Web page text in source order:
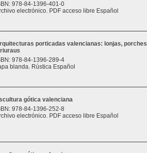
978-84-1396-401-0
electrónico. PDF acceso libre Español
porticadas valencianas: lonjas, porches
978-84-1396-289-4
blanda. Rústica Español
gótica valenciana
978-84-1396-252-8
electrónico. PDF acceso libre Español